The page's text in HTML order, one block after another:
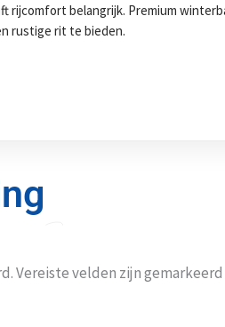
rijcomfort belangrijk. Premium
rustige rit te bieden.
Vereiste velden zijn